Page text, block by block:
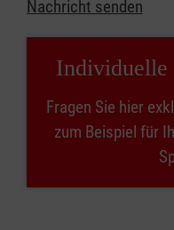
Nachricht senden
Fragen Sie hier
zum Beispiel für